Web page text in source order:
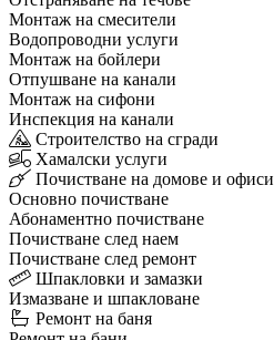
Монтаж на смесители
Водопроводни услуги
Монтаж на бойлери
Отпушване на канали
Монтаж на сифони
Инспекция на канали
Строителство на сгради
Хамалски услуги
Почистване на домове и офиси
Основно почистване
Абонаментно почистване
Почистване след наем
Почистване след ремонт
Шпакловки и замазки
Измазване и шпакловане
Ремонт на баня